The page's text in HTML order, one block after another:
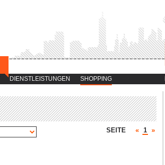
DIENSTLEISTUNGEN SHOPPING
SEITE « 1 »